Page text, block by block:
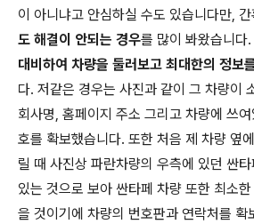
이 아니냐고 안심하실 수도 있습니다만, 간
도 해결이 안되는 경우를 많이 봐왔습니다.
대비하여 차량을 둘러보고 최대한의 정보
다. 저같은 경우는 사진과 같이 그 차량이
회사명, 홈페이지 주소 그리고 차량에 쓰
호를 확보했습니다. 또한 처음 제 차량 옆
릴 때 사진상 파란차량의 우측에 있던 싼
있는 것으로 보아 싼타페 차량 또한 최소
을 것이기에 차량의 번호판과 연락처를 확